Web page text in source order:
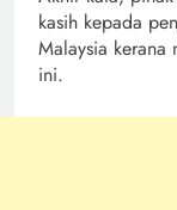
kasih kepada
Malaysia kerana
ini.